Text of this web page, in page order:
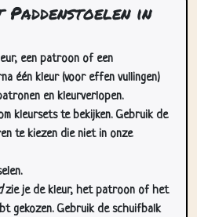
in
een patroon of een
één kleur (voor effen vullingen)
en kleurverlopen.
kleursets te bekijken. Gebruik de
te kiezen die niet in onze
zie je de kleur, het patroon of het
gekozen. Gebruik de schuifbalk